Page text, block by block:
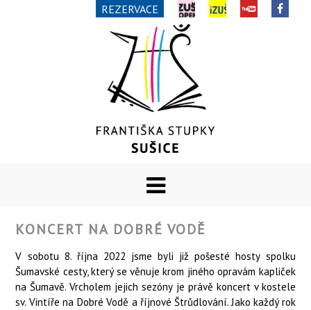
REZERVACE
KONCERT NA DOBRÉ VODĚ
V sobotu 8. října 2022 jsme byli již pošesté hosty spolku
Šumavské cesty, který se věnuje krom jiného opravám kapliček
na Šumavě. Vrcholem jejich sezóny je právě koncert v kostele
sv. Vintíře na Dobré Vodě a říjnové Štrůdlování. Jako každý rok